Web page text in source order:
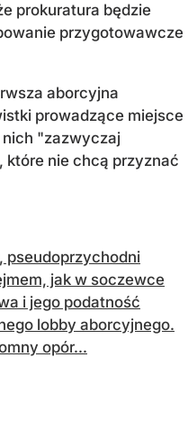
prokuratura będzie
przygotowawcze
aborcyjna
prowadzące miejsce
nich "zazwyczaj
które nie chcą przyznać
pseudoprzychodni
jak w soczewce
i jego podatność
lobby aborcyjnego.
opór...